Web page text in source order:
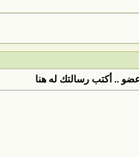
.. أكتب رسالتك له هنا